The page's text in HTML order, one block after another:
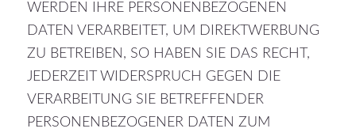
WERDEN IHRE PERSONENBEZOGENEN
DATEN VERARBEITET, UM DIREKTWERBUNG
ZU BETREIBEN, SO HABEN SIE DAS RECHT,
JEDERZEIT WIDERSPRUCH GEGEN DIE
VERARBEITUNG SIE BETREFFENDER
PERSONENBEZOGENER DATEN ZUM